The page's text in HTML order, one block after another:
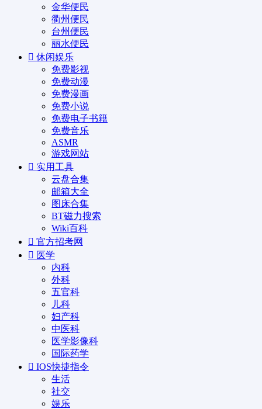
金华便民
衢州便民
台州便民
丽水便民
休闲娱乐
免费影视
免费动漫
免费漫画
免费小说
免费电子书籍
免费音乐
ASMR
游戏网站
实用工具
云盘合集
邮箱大全
图床合集
BT磁力搜索
Wiki百科
官方招考网
医学
内科
外科
五官科
儿科
妇产科
中医科
医学影像科
国际药学
IOS快捷指令
生活
社交
娱乐